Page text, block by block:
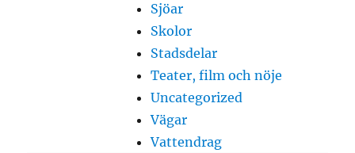
Sjöar
Skolor
Stadsdelar
Teater, film och nöje
Uncategorized
Vägar
Vattendrag